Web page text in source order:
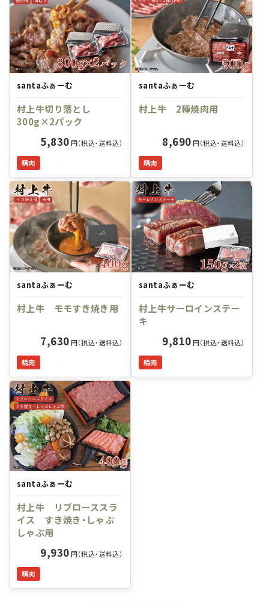
santaふぁーむ
村上牛切り落とし
300g×2パック
5,830円（税込・送料込）
精肉
santaふぁーむ
村上牛 2種焼肉用
8,690円（税込・送料込）
精肉
santaふぁーむ
村上牛 モモすき焼き用
7,630円（税込・送料込）
精肉
santaふぁーむ
村上牛サーロインステー
キ
9,810円（税込・送料込）
精肉
santaふぁーむ
村上牛 リブローススラ
イス すき焼き・しゃぶ
しゃぶ用
9,930円（税込・送料込）
精肉